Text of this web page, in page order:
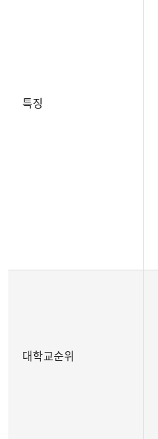
특징
대학교순위